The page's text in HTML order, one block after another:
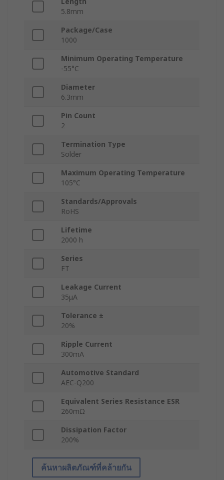
5.8mm
Package/Case
1000
Minimum Operating Temperature
-55°C
Diameter
6.3mm
Pin Count
2
Termination Type
Solder
Maximum Operating Temperature
105°C
Standards/Approvals
RoHS
Lifetime
2000 h
Series
FT
Leakage Current
35μA
Tolerance ±
20%
Ripple Current
300mA
Automotive Standard
AEC-Q200
Equivalent Series Resistance ESR
260mΩ
Dissipation Factor
200%
ค้นหาผลิตภัณฑ์ที่คล้ายกัน